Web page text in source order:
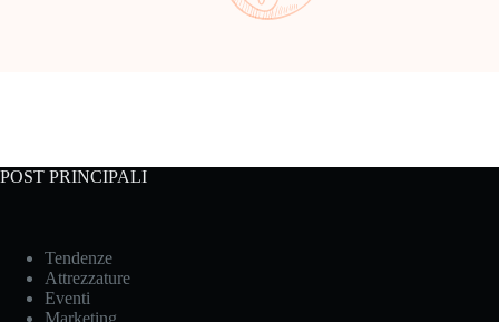
POST PRINCIPALI
Tendenze
Attrezzature
Eventi
Marketing